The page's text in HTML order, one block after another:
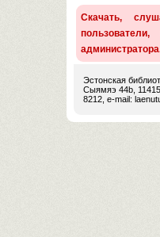
Скачать,
Эстонская
Сыямяэ 44b,
8212, e-mail: